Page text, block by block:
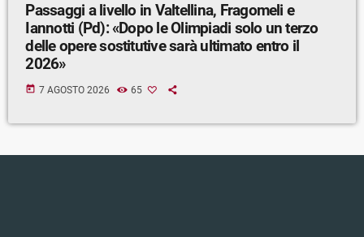
Passaggi a livello in Valtellina, Fragomeli e
Iannotti (Pd): «Dopo le Olimpiadi solo un terzo
delle opere sostitutive sarà ultimato entro il
2026»
today 7 AGOSTO 2026 65